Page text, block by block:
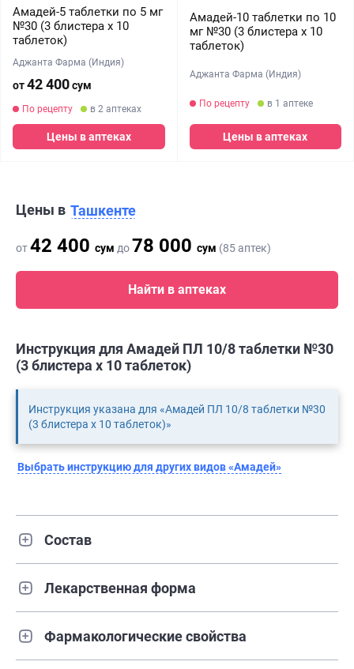
Амадей-5 таблетки по 5 мг
№30 (3 блистера х 10
таблеток)
Аджанта Фарма (Индия)
от42 400сум
По рецепту в 2 аптеках
Цены в аптеках
Амадей-10 таблетки по 10
мг №30 (3 блистера х 10
таблеток)
Аджанта Фарма (Индия)
По рецепту в 1 аптеке
Цены в аптеках
Цены в Ташкенте
от42 400 сум до78 000 сум (85 аптек)
Найти в аптеках
Инструкция для Амадей ПЛ 10/8 таблетки №30
(3 блистера х 10 таблеток)
Инструкция указана для «Амадей ПЛ 10/8 таблетки №30
(3 блистера х 10 таблеток)»
Выбрать инструкцию для других видов «Амадей»
Состав
Лекарственная форма
Фармакологические свойства